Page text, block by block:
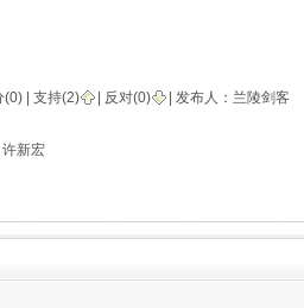
| 支持(2) 反对(0) | 发布人： 兰陵剑客
许新宏